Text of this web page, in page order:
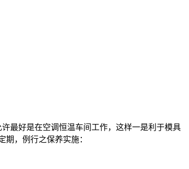
最好是在空调恒温车间工作，这样一是利于模具
，例行之保养实施：